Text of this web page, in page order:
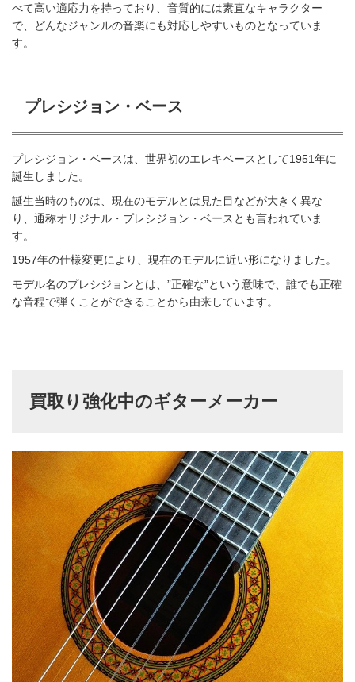
べて高い適応力を持っており、音質的には素直なキャラクター
で、どんなジャンルの音楽にも対応しやすいものとなっていま
す。
プレシジョン・ベース
プレシジョン・ベースは、世界初のエレキベースとして1951年に
誕生しました。
誕生当時のものは、現在のモデルとは見た目などが大きく異な
り、通称オリジナル・プレシジョン・ベースとも言われていま
す。
1957年の仕様変更により、現在のモデルに近い形になりました。
モデル名のプレシジョンとは、”正確な”という意味で、誰でも正確
な音程で弾くことができることから由来しています。
買取り強化中のギターメーカー